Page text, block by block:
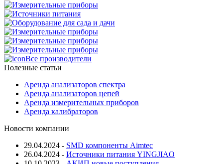
Все производители
Полезные статьи
Аренда анализаторов спектра
Аренда анализаторов цепей
Аренда измерительных приборов
Аренда калибраторов
Новости компании
29.04.2024 - SMD компоненты Aimtec
26.04.2024 - Источники питания YINGJIAO